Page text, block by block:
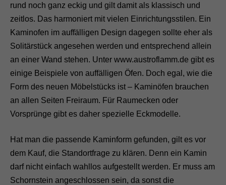
rund noch ganz eckig und gilt damit als klassisch und
zeitlos. Das harmoniert mit vielen Einrichtungsstilen. Ein
Kaminofen im auffälligen Design dagegen sollte eher als
Solitärstück angesehen werden und entsprechend allein
an einer Wand stehen. Unter www.austroflamm.de gibt es
einige Beispiele von auffälligen Öfen. Doch egal, wie die
Form des neuen Möbelstücks ist – Kaminöfen brauchen
an allen Seiten Freiraum. Für Raumecken oder
Vorsprünge gibt es daher spezielle Eckmodelle.
Hat man die passende Kaminform gefunden, gilt es vor
dem Kauf, die Standortfrage zu klären. Denn ein Kamin
darf nicht einfach wahllos aufgestellt werden. Er muss am
Schornstein angeschlossen sein, da sonst die